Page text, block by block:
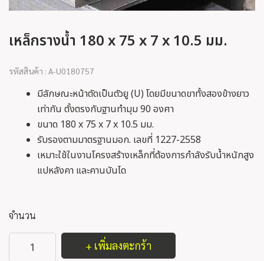
เหล็กรางน้ำ 180 x 75 x 7 x 10.5 มม.
รหัสสินค้า : A-U0180757
มีลักษณะหน้าตัดเป็นตัวยู (U) โดยมีขนาดขาทั้งสองข้างยาว
เท่ากัน ตั้งตรงกับฐานทำมุม 90 องศา
ขนาด 180 x 75 x 7 x 10.5 มม.
รับรองตามมาตรฐานมอก. เลขที่ 1227-2558
เหมาะใช้ในงานโครงสร้างเหล็กที่ต้องการกำลังรับน้ำหนักสูง
แปหลังคา และคานบันได
จำนวน
+ เพิ่มลงตะกร้า